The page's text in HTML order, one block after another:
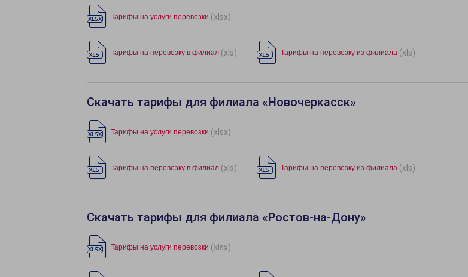
Тарифы на услуги перевозки (xlsx)
Тарифы на перевозку в филиал (xls) Тарифы на перевозку из филиала (xls)
Скачать тарифы для филиала «Новочеркасск»
Тарифы на услуги перевозки (xlsx)
Тарифы на перевозку в филиал (xls) Тарифы на перевозку из филиала (xls)
Скачать тарифы для филиала «Ростов-на-Дону»
Тарифы на услуги перевозки (xlsx)